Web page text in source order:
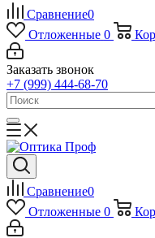
Сравнение0
Отложенные 0
Заказать звонок
+7 (999) 444-68-70
Сравнение0
Отложенные 0